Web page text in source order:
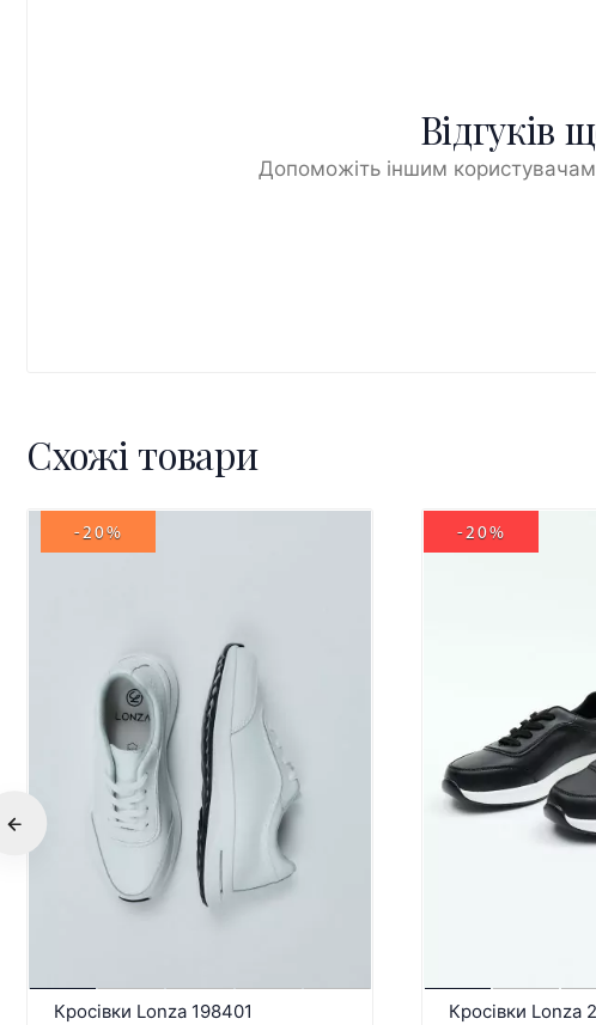
Допоможіть іншим
Схожі товари
-20%
Кросівки Lonza 198401
-20%
Кросівки Lonza